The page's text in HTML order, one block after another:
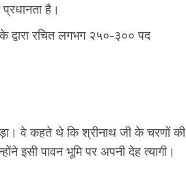
है।
रचित लगभग २५०-३०० पद
वे कहते थे कि श्रीनाथ जी के चरणों की
पावन भूमि पर अपनी देह त्यागी।